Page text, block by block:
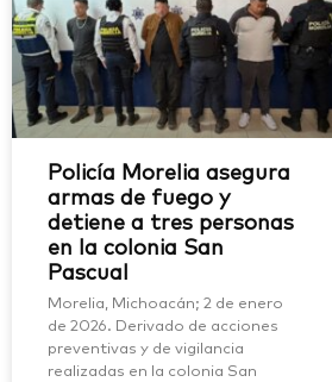
Policía Morelia asegura
armas de fuego y
detiene a tres personas
en la colonia San
Pascual
Morelia, Michoacán; 2 de enero
de 2026. Derivado de acciones
preventivas y de vigilancia
realizadas en la colonia San